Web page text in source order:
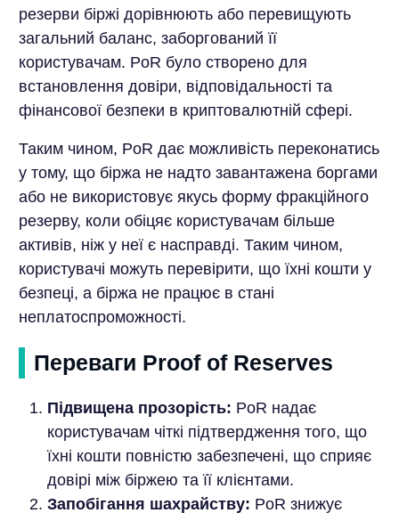
резерви біржі дорівнюють або перевищують
загальний баланс, заборгований її
користувачам. PoR було створено для
встановлення довіри, відповідальності та
фінансової безпеки в криптовалютній сфері.
Таким чином, PoR дає можливість переконатись
у тому, що біржа не надто завантажена боргами
або не використовує якусь форму фракційного
резерву, коли обіцяє користувачам більше
активів, ніж у неї є насправді. Таким чином,
користувачі можуть перевірити, що їхні кошти у
безпеці, а біржа не працює в стані
неплатоспроможності.
Переваги Proof of Reserves
Підвищена прозорість: PoR надає
користувачам чіткі підтвердження того, що
їхні кошти повністю забезпечені, що сприяє
довірі між біржею та її клієнтами.
Запобігання шахрайству: PoR знижує